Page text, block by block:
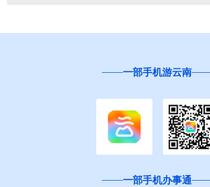
一部手机游云南
一部手机办事通